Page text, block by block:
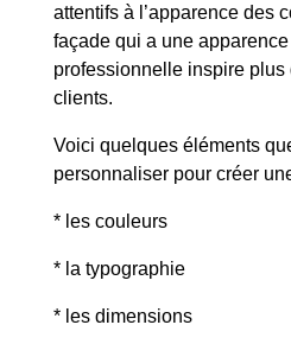
attentifs à l’apparence des
façade qui a une
professionnelle inspire plus
clients.
Voici quelques éléments
personnaliser pour créer
* les couleurs
* la typographie
* les dimensions